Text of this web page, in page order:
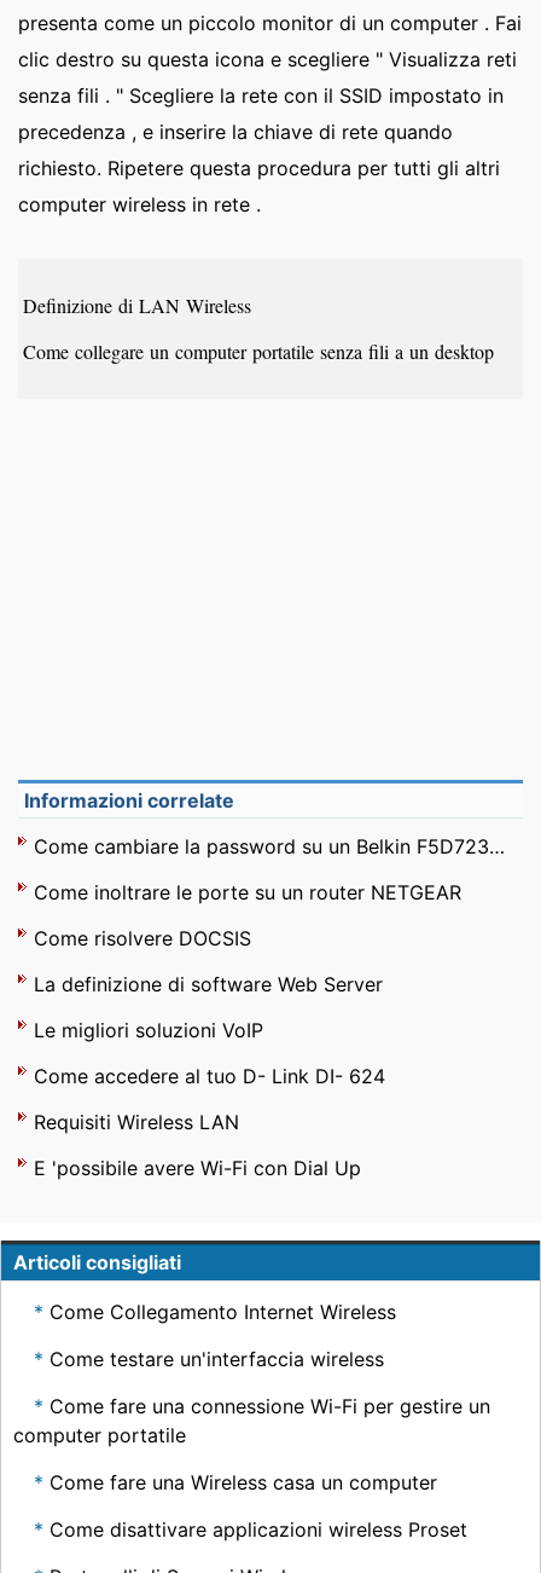
presenta come un piccolo monitor di un computer . Fai
clic destro su questa icona e scegliere " Visualizza reti
senza fili . " Scegliere la rete con il SSID impostato in
precedenza , e inserire la chiave di rete quando
richiesto. Ripetere questa procedura per tutti gli altri
computer wireless in rete .
Definizione di LAN Wireless
Come collegare un computer portatile senza fili a un desktop
Informazioni correlate
Come cambiare la password su un Belkin F5D7234 - 4V3
Come inoltrare le porte su un router NETGEAR
Come risolvere DOCSIS
La definizione di software Web Server
Le migliori soluzioni VoIP
Come accedere al tuo D- Link DI- 624
Requisiti Wireless LAN
E 'possibile avere Wi-Fi con Dial Up
Articoli consigliati
Come Collegamento Internet Wireless
Come testare un'interfaccia wireless
Come fare una connessione Wi-Fi per gestire un
computer portatile
Come fare una Wireless casa un computer
Come disattivare applicazioni wireless Proset